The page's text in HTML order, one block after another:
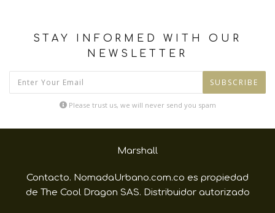
STAY INFORMED WITH OUR
NEWSLETTER
SUBSCRIBE
Please trust us, we will never send you spam
Marshall
Contacto. NomadaUrbano.com.co es propiedad
de The Cool Dragon SAS. Distribuidor autorizado